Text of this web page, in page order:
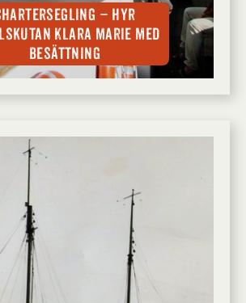
– hyr
Klara Marie med
besättning